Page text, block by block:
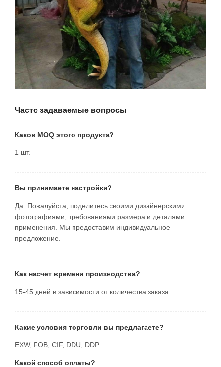
Часто задаваемые вопросы
Каков MOQ этого продукта?
1 шт.
Вы принимаете настройки?
Да. Пожалуйста, поделитесь своими дизайнерскими
фотографиями, требованиями размера и деталями
применения. Мы предоставим индивидуальное
предложение.
Как насчет времени производства?
15-45 дней в зависимости от количества заказа.
Какие условия торговли вы предлагаете?
EXW, FOB, CIF, DDU, DDP.
Какой способ оплаты?